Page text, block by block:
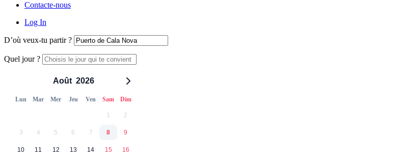
Contacte-nous
Log In
D’où veux-tu partir ?
Quel jour ?
Août 2026
Lun Mar Mer Jeu Ven Sam Dim
1 2
3 4 5 6 7 8 9
10 11 12 13 14 15 16